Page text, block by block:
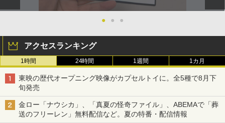
● ● ●
アクセスランキング
1時間 24時間 1週間 1カ月
東映の歴代オープニング映像がカプセルトイに。全5種で8月下
旬発売
金ロー「ナウシカ」、「真夏の怪奇ファイル」、ABEMAで「葬
送のフリーレン」無料配信など。夏の特番・配信情報